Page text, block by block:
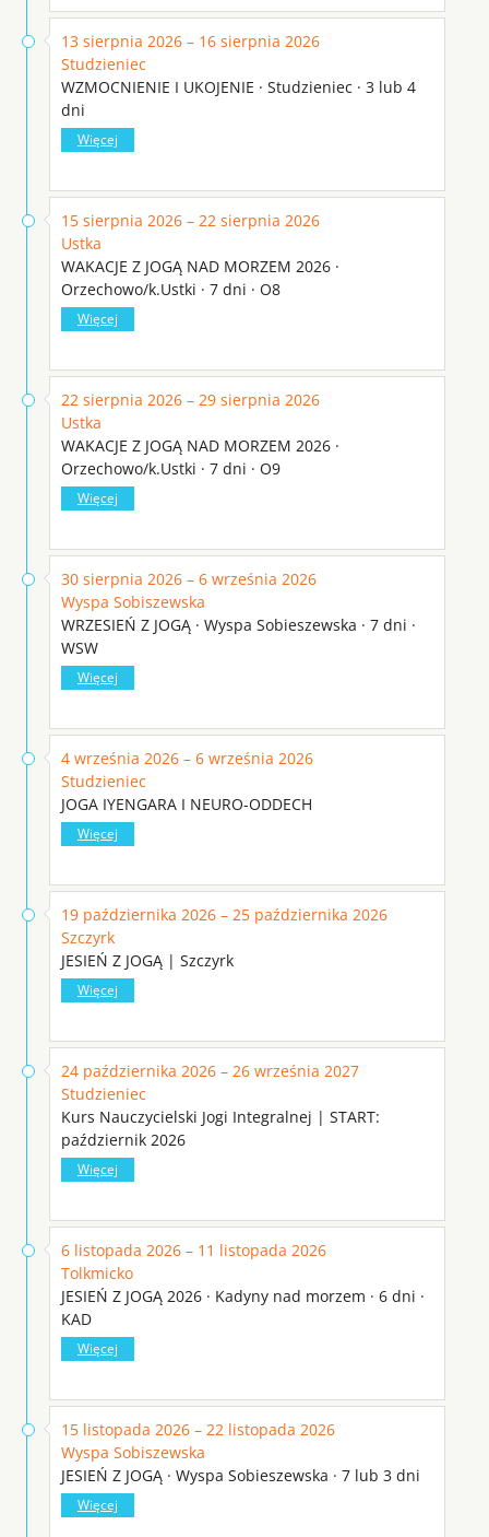
13 sierpnia 2026 – 16 sierpnia 2026
Studzieniec
WZMOCNIENIE I UKOJENIE · Studzieniec · 3 lub 4
dni
Więcej
15 sierpnia 2026 – 22 sierpnia 2026
Ustka
WAKACJE Z JOGĄ NAD MORZEM 2026 ·
Orzechowo/k.Ustki · 7 dni · O8
Więcej
22 sierpnia 2026 – 29 sierpnia 2026
Ustka
WAKACJE Z JOGĄ NAD MORZEM 2026 ·
Orzechowo/k.Ustki · 7 dni · O9
Więcej
30 sierpnia 2026 – 6 września 2026
Wyspa Sobiszewska
WRZESIEŃ Z JOGĄ · Wyspa Sobieszewska · 7 dni ·
WSW
Więcej
4 września 2026 – 6 września 2026
Studzieniec
JOGA IYENGARA I NEURO-ODDECH
Więcej
19 października 2026 – 25 października 2026
Szczyrk
JESIEŃ Z JOGĄ | Szczyrk
Więcej
24 października 2026 – 26 września 2027
Studzieniec
Kurs Nauczycielski Jogi Integralnej | START:
październik 2026
Więcej
6 listopada 2026 – 11 listopada 2026
Tolkmicko
JESIEŃ Z JOGĄ 2026 · Kadyny nad morzem · 6 dni ·
KAD
Więcej
15 listopada 2026 – 22 listopada 2026
Wyspa Sobiszewska
JESIEŃ Z JOGĄ · Wyspa Sobieszewska · 7 lub 3 dni
Więcej